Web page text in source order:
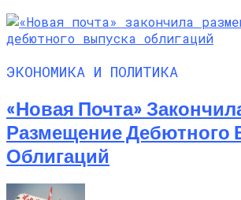
ЭКОНОМИКА И ПОЛИТИКА
«Новая Почта»
Размещение Дебютного
Облигаций